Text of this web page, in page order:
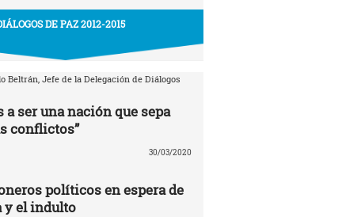
DE PAZ 2012-2015
Beltrán, Jefe de la Delegación de Diálogos
a ser una nación que sepa
conflictos”
30/03/2020
políticos en espera de
y el indulto